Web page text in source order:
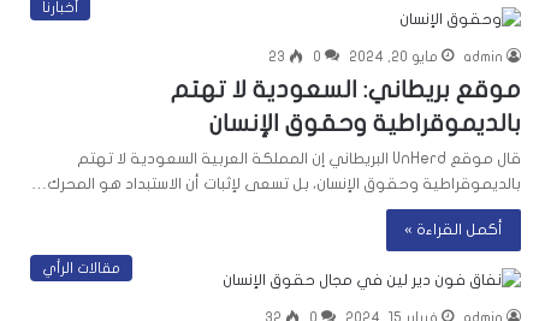
أخبارنا
admin مايو 20, 2024 0
23
موقع بريطاني: السعودية لا تهتم
بالديموقراطية وحقوق الإنسان
قال موقع UnHerd البريطاني إن المملكة العربية السعودية لا تهتم
بالديموقراطية وحقوق الإنسان، بل تسعى لإثبات أن الاستبداد هو المحرك…
أكمل القراءة »
مقالات الرأي
admin فبراير 15, 2024 0
32